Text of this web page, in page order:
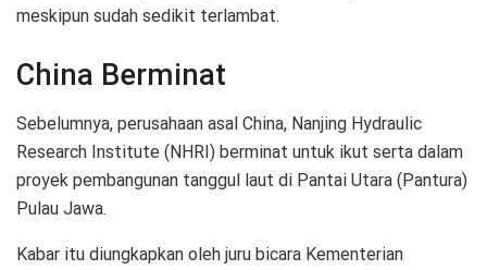
meskipun sudah sedikit terlambat.
China Berminat
Sebelumnya, perusahaan asal China, Nanjing Hydraulic
Research Institute (NHRI) berminat untuk ikut serta dalam
proyek pembangunan tanggul laut di Pantai Utara (Pantura)
Pulau Jawa.
Kabar itu diungkapkan oleh juru bicara Kementerian